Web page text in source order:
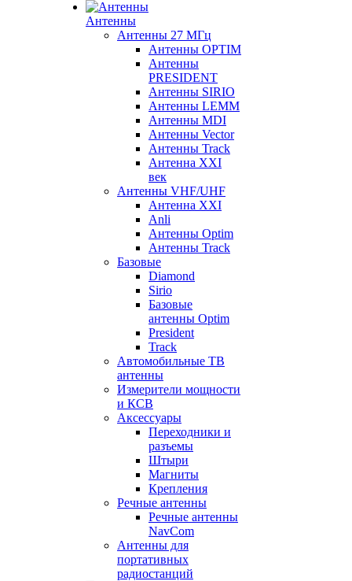
Антенны
Антенны 27 МГц
Антенны OPTIM
Антенны
PRESIDENT
Антенны SIRIO
Антенны LEMM
Антенны MDI
Антенны Vector
Антенны Track
Антенна XXI
век
Антенны VHF/UHF
Антенна XXI
Anli
Антенны Optim
Антенны Track
Базовые
Diamond
Sirio
Базовые
антенны Optim
President
Track
Автомобильные ТВ
антенны
Измерители мощности
и КСВ
Аксессуары
Переходники и
разъемы
Штыри
Магниты
Крепления
Речные антенны
Речные антенны
NavCom
Антенны для
портативных
радиостанций